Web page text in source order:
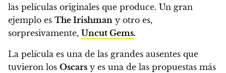
las películas originales que produce. Un gran
ejemplo es The Irishman y otro es,
sorpresivamente, Uncut Gems.
La película es una de las grandes ausentes que
tuvieron los Oscars y es una de las propuestas más